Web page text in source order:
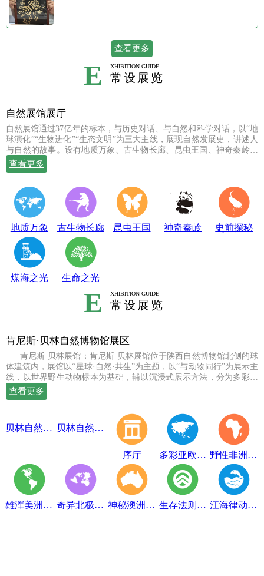
查看更多
E XHIBITION GUIDE
常设展览
自然展馆展厅
自然展馆通过37亿年的标本，与历史对话、与自然和科学对话，以“地
球演化”“生物进化”“生态文明”为三大主线，展现自然发展史，讲述人
与自然的故事。设有地质万象、古生物长廊、昆虫王国、神奇秦岭、
史前探秘、煤海之光和生命之光七个常设展厅，陈列有岩石鼻祖紫苏
斜长麻粒岩等矿物标本；有鱼龙、翼龙、马门溪龙、似银杏、新芦木
等珍稀动植物标本，呈现出一幅绚丽多姿的地球生命物种演化图。
查看更多
地质万象 古生物长廊 昆虫王国 神奇秦岭 史前探秘
煤海之光 生命之光
E XHIBITION GUIDE
常设展览
肯尼斯·贝林自然博物馆展区
体建筑内，展馆以“星球·自然·共生”为主题，以“与动物同行”为展示主
线，以世界野生动物标本为基础，辅以沉浸式展示方法，分为多彩亚
欧、野性非洲、雄浑美洲、奇异北极、神秘澳洲、生存法则、江海律
动、穹幕影院、勇敢者通道、互动体验等10个展示体验区，共展出七
查看更多
贝林自然博物馆趣味互动展区 贝林自然博物馆山海经奇展区
序厅 多彩亚欧展区 野性非洲展区
雄浑美洲展区 奇异北极展区 神秘澳洲展区 生存法则展区 江海律动展区